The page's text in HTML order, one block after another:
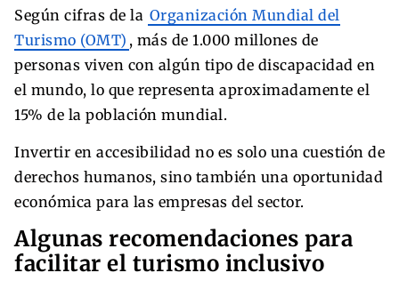
Según cifras de la Organización Mundial del
Turismo (OMT) , más de 1.000 millones de
personas viven con algún tipo de discapacidad en
el mundo, lo que representa aproximadamente el
15% de la población mundial.
Invertir en accesibilidad no es solo una cuestión de
derechos humanos, sino también una oportunidad
económica para las empresas del sector.
Algunas recomendaciones para
facilitar el turismo inclusivo